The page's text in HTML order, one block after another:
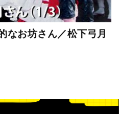
なお坊さん／松下弓月